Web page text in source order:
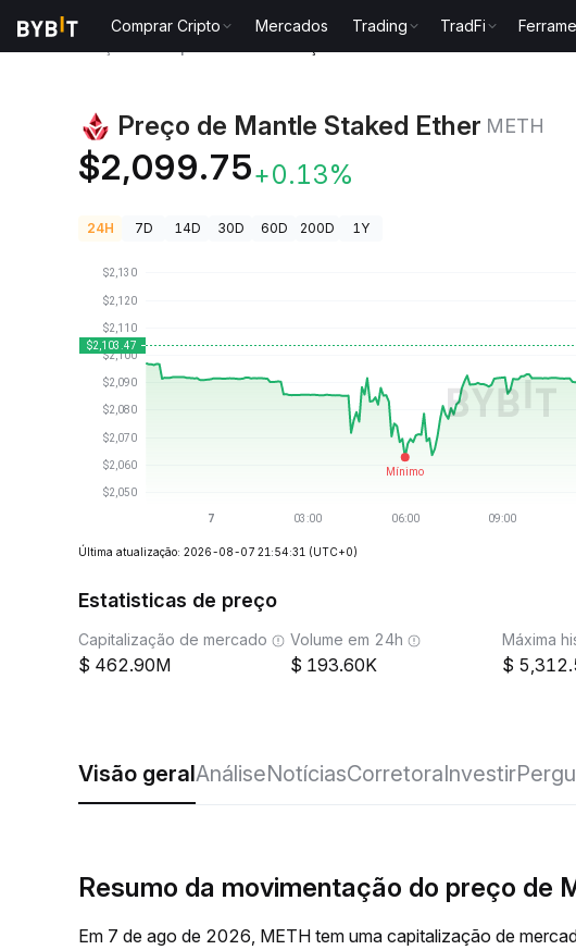
Comprar Cripto Mercados Trading TradFi
Preço de Mantle Staked Ether METH
$2,099.75+0.13%
24H 7D 14D 30D 60D 200D 1Y
Última atualização: 2026-08-07 21:54:31 (UTC+0)
Estatisticas de preço
Capitalização de mercado
462.90M
Volume em 24h
193.60K
Máxima
Visão geralAnáliseNotíciasCorretoraInvestir
Resumo da movimentação do preço de
Em 7 de ago de 2026, METH tem uma capitalização de